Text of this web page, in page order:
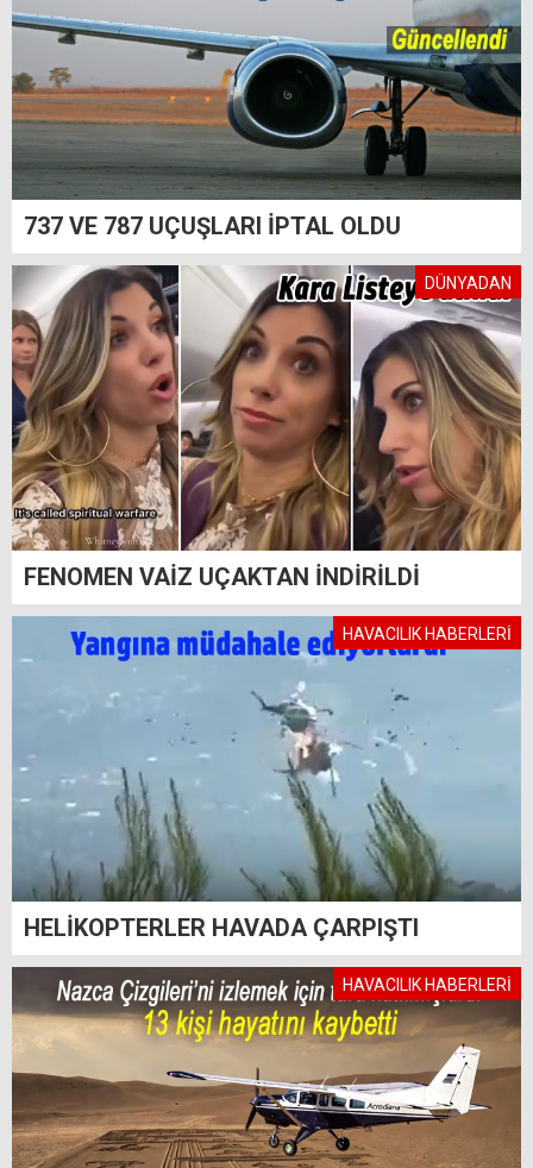
737 VE 787 UÇUŞLARI İPTAL OLDU
DÜNYADAN
FENOMEN VAİZ UÇAKTAN İNDİRİLDİ
HAVACILIK HABERLERİ
HELİKOPTERLER HAVADA ÇARPIŞTI
HAVACILIK HABERLERİ